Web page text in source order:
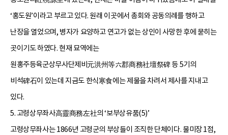
‘홍도원’이라고 부르고 있다. 원래 이곳에서 총회와 공동의례를 행하고
난장을 열었으며, 병자가 요양하고 연고가 없는 상인이 사망한 후에 묻히는
곳이기도 하였다. 현재 묘역에는
원홍주등육군상무사단제비元洪州等六郡商務社壇祭碑 등 5기의
비석碑石이 있는데 지금도 한식寒食에는 제물을 차려서 제사를 지내고
있다.
5. 고령상무좌사高靈商務左社의 ‘보부상유품(5)’
고령상무좌사는 1866년 고령군의 부상들이 조직한 단체이다. 물미장 1점,